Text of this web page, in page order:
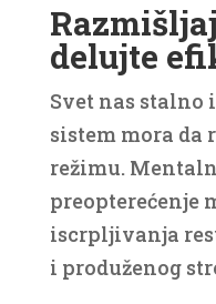
delujte
Svet nas stalno
sistem mora da
režimu.
preopterećenje
iscrpljivanja
i produženog